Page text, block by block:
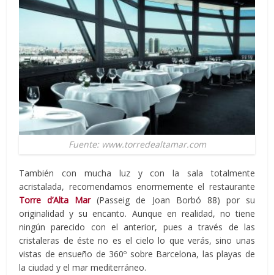
Fuente: www.torredealtamar.com
También con mucha luz y con la sala totalmente
acristalada, recomendamos enormemente el restaurante
Torre d’Alta Mar(Passeig de Joan Borbó 88) por su
originalidad y su encanto. Aunque en realidad, no tiene
ningún parecido con el anterior, pues a través de las
cristaleras de éste no es el cielo lo que verás, sino unas
vistas de ensueño de 360º sobre Barcelona, las playas de
la ciudad y el mar mediterráneo.